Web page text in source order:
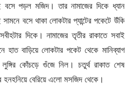
বসে পড়ল মজিদ। তার নামাজের দিকে ধ্যান
বসে থাকা লোকটার প্যান্টের পকেটে উঁকি
দিকে। নামাজের তৃতীর রাকাতে সবাই
হাত বাড়িয়ে লোকটার পকেট থেকে মানিব্যাগ
লুঙ্গির কোঁচড়ে গুঁজে নিল। চতুর্থ রাকাত শেষ
বেরিয়ে এলো মসজিদ থেকে।